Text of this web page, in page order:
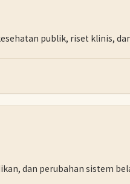
publik, riset klinis,
dan perubahan sistem